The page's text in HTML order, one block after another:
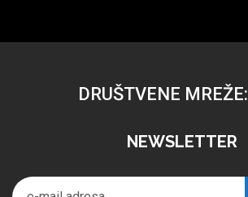
DRUŠTVENE MREŽE:
NEWSLETTER